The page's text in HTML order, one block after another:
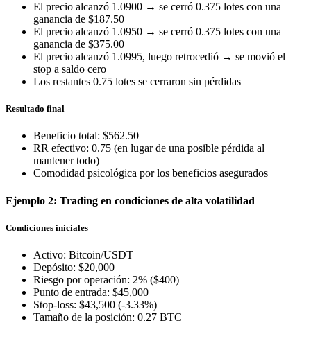
El precio alcanzó 1.0900 → se cerró 0.375 lotes con una
ganancia de $187.50
El precio alcanzó 1.0950 → se cerró 0.375 lotes con una
ganancia de $375.00
El precio alcanzó 1.0995, luego retrocedió → se movió el
stop a saldo cero
Los restantes 0.75 lotes se cerraron sin pérdidas
Resultado final
Beneficio total: $562.50
RR efectivo: 0.75 (en lugar de una posible pérdida al
mantener todo)
Comodidad psicológica por los beneficios asegurados
Ejemplo 2: Trading en condiciones de alta volatilidad
Condiciones iniciales
Activo: Bitcoin/USDT
Depósito: $20,000
Riesgo por operación: 2% ($400)
Punto de entrada: $45,000
Stop-loss: $43,500 (-3.33%)
Tamaño de la posición: 0.27 BTC